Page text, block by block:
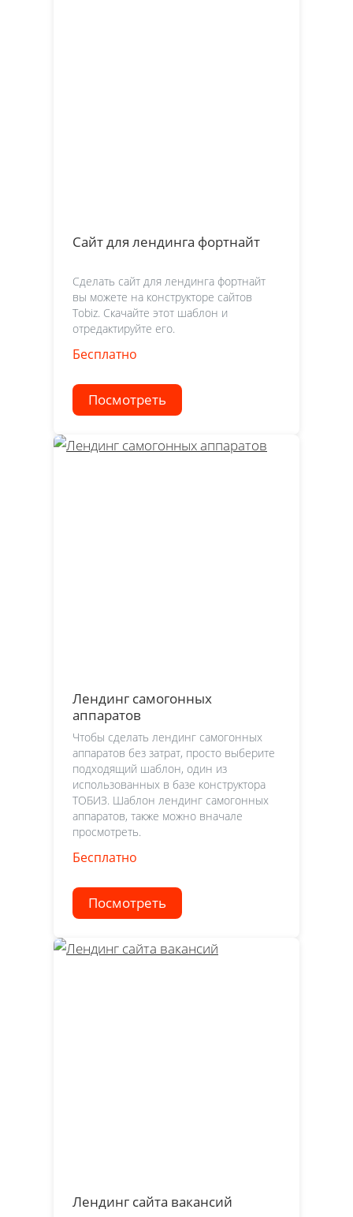
Сайт для лендинга фортнайт
Сделать сайт для лендинга фортнайт
вы можете на конструкторе сайтов
Tobiz. Скачайте этот шаблон и
отредактируйте его.
Бесплатно
Посмотреть
Лендинг самогонных
аппаратов
Чтобы сделать лендинг самогонных
аппаратов без затрат, просто выберите
подходящий шаблон, один из
использованных в базе конструктора
ТОБИЗ. Шаблон лендинг самогонных
аппаратов, также можно вначале
просмотреть.
Бесплатно
Посмотреть
Лендинг сайта вакансий